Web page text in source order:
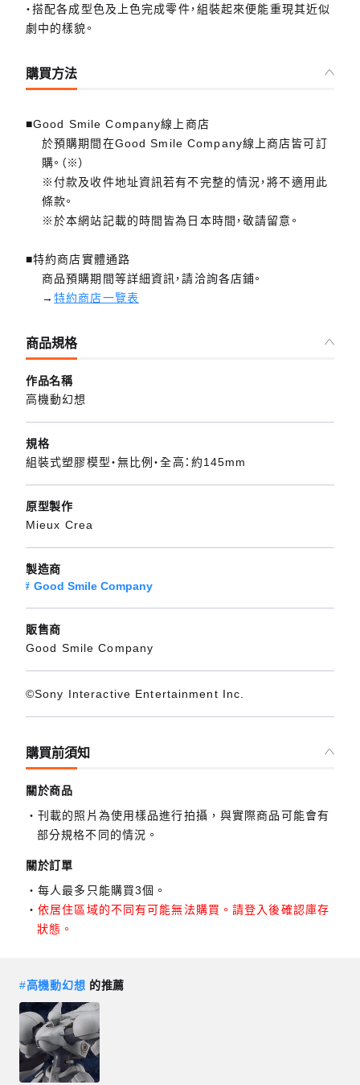
・搭配各成型色及上色完成零件，組裝起來便能重現其近似
劇中的樣貌。
購買方法
■Good Smile Company線上商店
於預購期間在Good Smile Company線上商店皆可訂
購。（※）
※付款及收件地址資訊若有不完整的情況，將不適用此
條款。
※於本網站記載的時間皆為日本時間，敬請留意。
■特約商店實體通路
商品預購期間等詳細資訊，請洽詢各店鋪。
→特約商店一覽表
商品規格
作品名稱
高機動幻想
規格
組裝式塑膠模型・無比例・全高：約145mm
原型製作
Mieux Crea
製造商
Good Smile Company
販售商
Good Smile Company
©Sony Interactive Entertainment Inc.
購買前須知
關於商品
刊載的照片為使用樣品進行拍攝，與實際商品可能會有
部分規格不同的情況。
關於訂單
每人最多只能購買3個。
依居住區域的不同有可能無法購買。請登入後確認庫存
狀態。
#高機動幻想 的推薦